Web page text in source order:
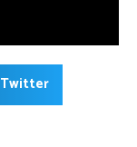
Twitter